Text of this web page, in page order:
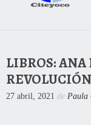
LIBROS: ANA
27 abril, 2021 de Paula